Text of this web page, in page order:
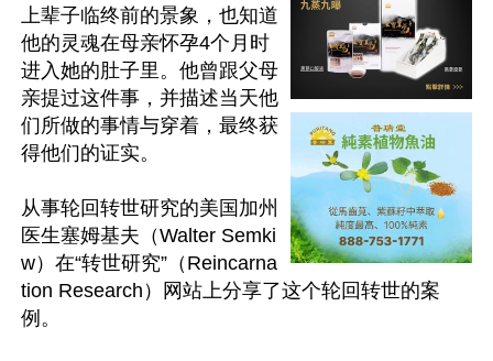
上辈子临终前的景象，也知道
他的灵魂在母亲怀孕4个月时
进入她的肚子里。他曾跟父母
亲提过这件事，并描述当天他
们所做的事情与穿着，最终获
得他们的证实。
从事轮回转世研究的美国加州
医生塞姆基夫（Walter Semki
w）在“转世研究”（Reincarna
tion Research）网站上分享了这个轮回转世的案
例。